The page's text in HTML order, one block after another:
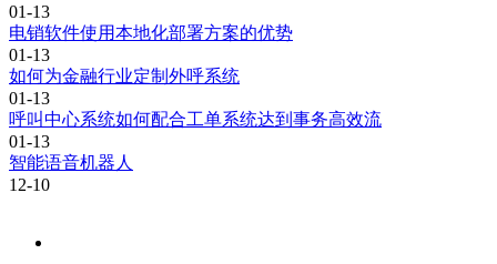
01-13
电销软件使用本地化部署方案的优势
01-13
如何为金融行业定制外呼系统
01-13
呼叫中心系统如何配合工单系统达到事务高效流
01-13
智能语音机器人
12-10